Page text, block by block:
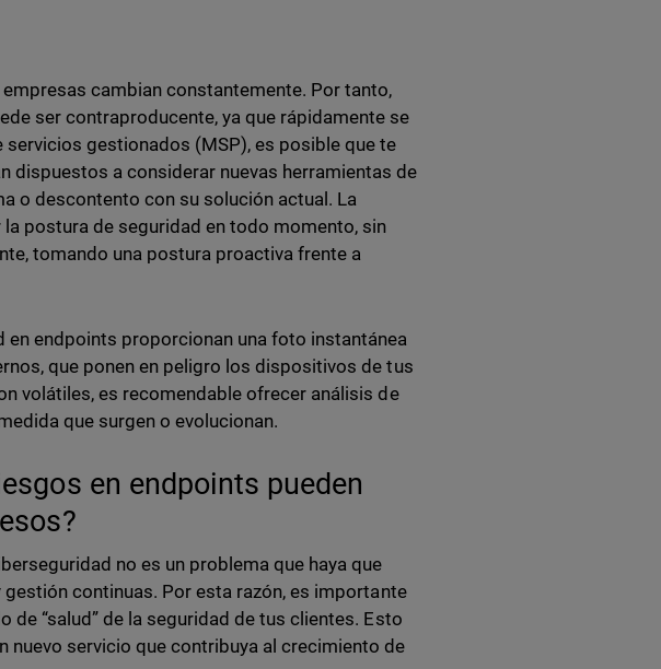
cambian constantemente. Por tanto,
ser contraproducente, ya que rápidamente se
gestionados (MSP), es posible que te
dispuestos a considerar nuevas herramientas de
o descontento con su solución actual. La
postura de seguridad en todo momento, sin
tomando una postura proactiva frente a
endpoints proporcionan una foto instantánea
que ponen en peligro los dispositivos de tus
volátiles, es recomendable ofrecer análisis de
que surgen o evolucionan.
en endpoints pueden
no es un problema que haya que
continuas. Por esta razón, es importante
“salud” de la seguridad de tus clientes. Esto
nuevo servicio que contribuya al crecimiento de